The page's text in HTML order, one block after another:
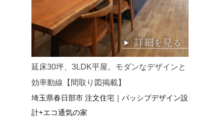
延床30坪、3LDK平屋。モダンなデザインと
効率動線【間取り図掲載】
埼玉県春日部市 注文住宅｜パッシブデザイン設
計+エコ通気の家